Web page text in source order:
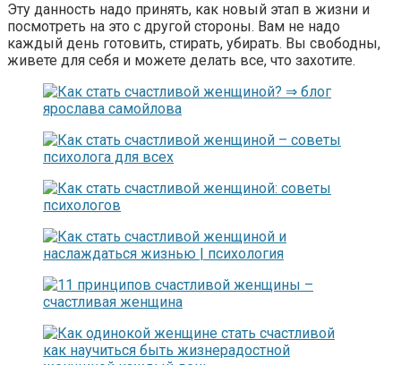
Эту данность надо принять, как новый этап в жизни и
посмотреть на это с другой стороны. Вам не надо
каждый день готовить, стирать, убирать. Вы свободны,
живете для себя и можете делать все, что захотите.